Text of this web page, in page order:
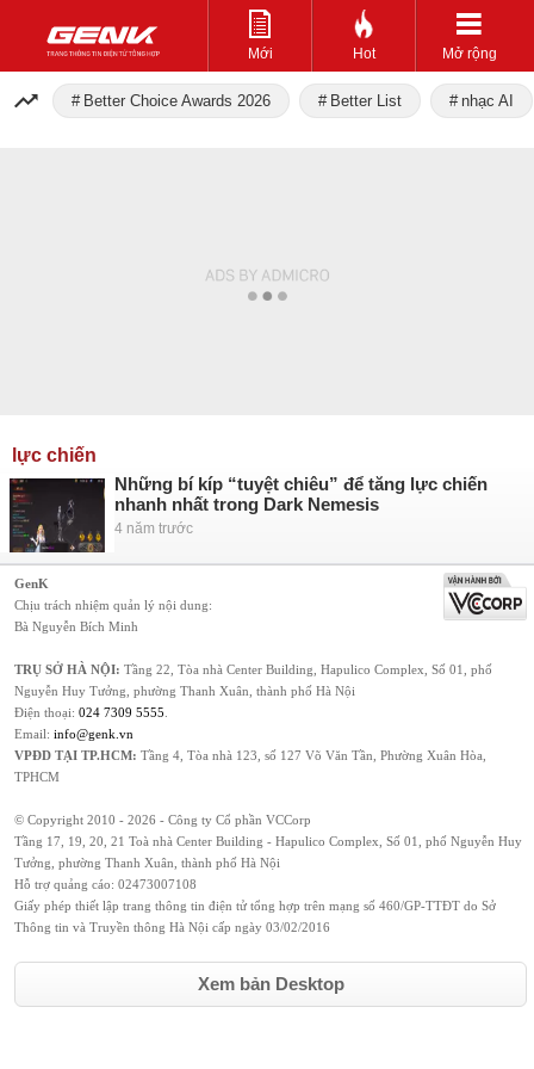
Mới Hot Mở rộng
Better Choice Awards 2026 Better List nhạc AI
lực chiến
Những bí kíp “tuyệt chiêu” để tăng lực chiến
nhanh nhất trong Dark Nemesis
4 năm trước
GenK
Chịu trách nhiệm quản lý nội dung:
Bà Nguyễn Bích Minh
TRỤ SỞ HÀ NỘI: Tầng 22, Tòa nhà Center Building, Hapulico Complex, Số 01, phố
Nguyễn Huy Tưởng, phường Thanh Xuân, thành phố Hà Nội
Điện thoại: 024 7309 5555
Email: info@genk.vn
VPĐD TẠI TP.HCM: Tầng 4, Tòa nhà 123, số 127 Võ Văn Tần, Phường Xuân Hòa,
TPHCM
© Copyright 2010 - 2026 - Công ty Cổ phần VCCorp
Tầng 17, 19, 20, 21 Toà nhà Center Building - Hapulico Complex, Số 01, phố Nguyễn Huy
Tưởng, phường Thanh Xuân, thành phố Hà Nội
Hỗ trợ quảng cáo: 02473007108
Giấy phép thiết lập trang thông tin điện tử tổng hợp trên mạng số 460/GP-TTĐT do Sở
Thông tin và Truyền thông Hà Nội cấp ngày 03/02/2016
Xem bản Desktop